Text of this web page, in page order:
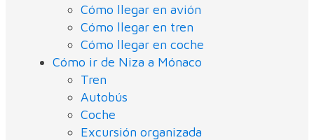
Cómo llegar en avión
Cómo llegar en tren
Cómo llegar en coche
Cómo ir de Niza a Mónaco
Tren
Autobús
Coche
Excursión organizada